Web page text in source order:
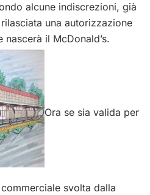
alcune indiscrezioni, già
una autorizzazione
nascerà il McDonald’s.
Ora se sia valida per
svolta dalla